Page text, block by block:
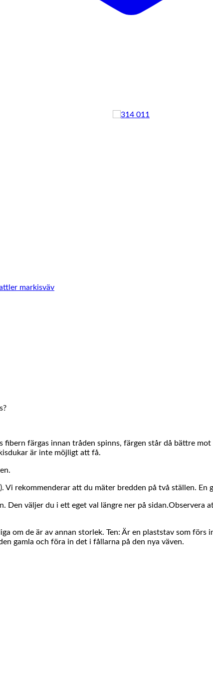
markisväv
färgas innan tråden spinns, färgen står då bättre
är inte möjligt att få.
Vi rekommenderar att du mäter bredden på två ställen. En
Den väljer du i ett eget val längre ner på
om de är av annan storlek. Ten: Är en plaststav som
gamla och föra in det i fållarna på den nya väven.